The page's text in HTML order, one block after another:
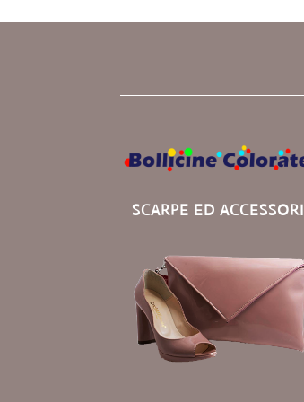
SCARPE ED ACCESSORI